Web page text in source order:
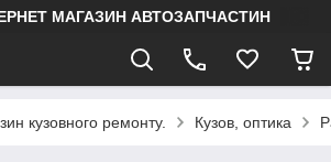
МАГАЗИН АВТОЗАПЧАСТИН
кузовного ремонту. Кузов, оптика